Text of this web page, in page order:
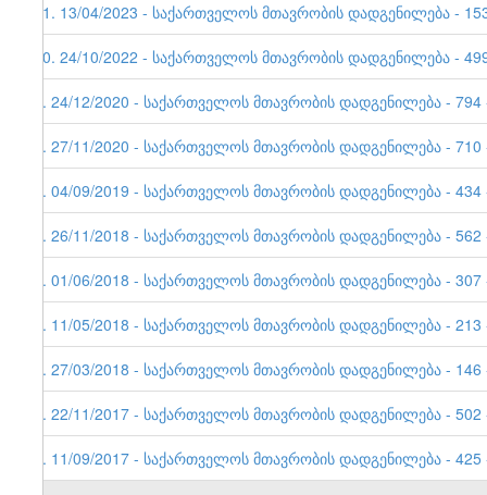
11. 13/04/2023 - საქართველოს მთავრობის დადგენილება -
10. 24/10/2022 - საქართველოს მთავრობის დადგენილება -
9. 24/12/2020 - საქართველოს მთავრობის დადგენილება - 794
8. 27/11/2020 - საქართველოს მთავრობის დადგენილება - 710
7. 04/09/2019 - საქართველოს მთავრობის დადგენილება - 434
6. 26/11/2018 - საქართველოს მთავრობის დადგენილება - 562
5. 01/06/2018 - საქართველოს მთავრობის დადგენილება - 307
4. 11/05/2018 - საქართველოს მთავრობის დადგენილება - 213
3. 27/03/2018 - საქართველოს მთავრობის დადგენილება - 146
2. 22/11/2017 - საქართველოს მთავრობის დადგენილება - 502
1. 11/09/2017 - საქართველოს მთავრობის დადგენილება - 425